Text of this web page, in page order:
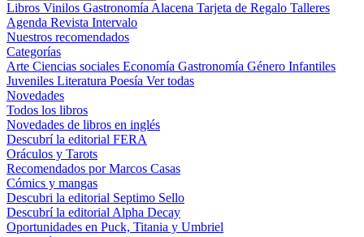
Libros Vinilos Gastronomía Alacena Tarjeta de Regalo Talleres
Agenda Revista Intervalo
Nuestros recomendados
Categorías
Arte Ciencias sociales Economía Gastronomía Género Infantiles
Juveniles Literatura Poesía Ver todas
Novedades
Todos los libros
Novedades de libros en inglés
Descubrí la editorial FERA
Oráculos y Tarots
Recomendados por Marcos Casas
Cómics y mangas
Descubri la editorial Septimo Sello
Descubrí la editorial Alpha Decay
Oportunidades en Puck, Titania y Umbriel